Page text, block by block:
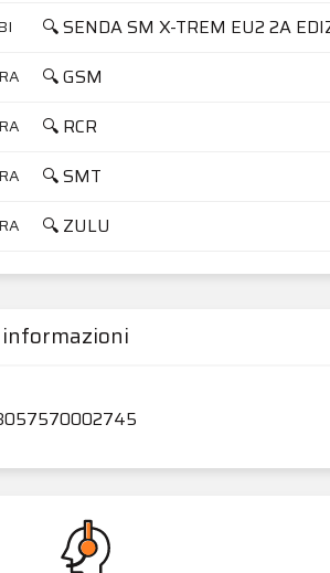
🔍 SENDA SM X-TREM EU2 2A
🔍 GSM
🔍 RCR
🔍 SMT
🔍 ZULU